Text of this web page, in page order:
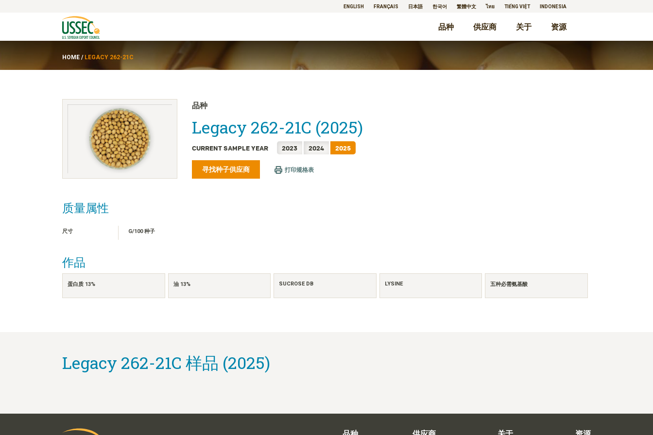
ENGLISH FRANÇAIS 日本語 한국어 繁體中文 ไทย TIẾNG VIỆT INDONESIA
品种 供应商 关于 资源
HOME / LEGACY 262-21C
品种
Legacy 262-21C (2025)
CURRENT SAMPLE YEAR 2023 2024 2025
寻找种子供应商 打印规格表
质量属性
尺寸 G/100 种子
作品
蛋白质 13% 油 13% SUCROSE DB LYSINE 五种必需氨基酸
Legacy 262-21C 样品 (2025)